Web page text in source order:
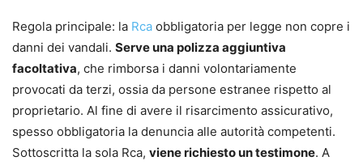
Regola principale: la Rca obbligatoria per legge non copre i
danni dei vandali. Serve una polizza aggiuntiva
facoltativa, che rimborsa i danni volontariamente
provocati da terzi, ossia da persone estranee rispetto al
proprietario. Al fine di avere il risarcimento assicurativo,
spesso obbligatoria la denuncia alle autorità competenti.
Sottoscritta la sola Rca, viene richiesto un testimone. A